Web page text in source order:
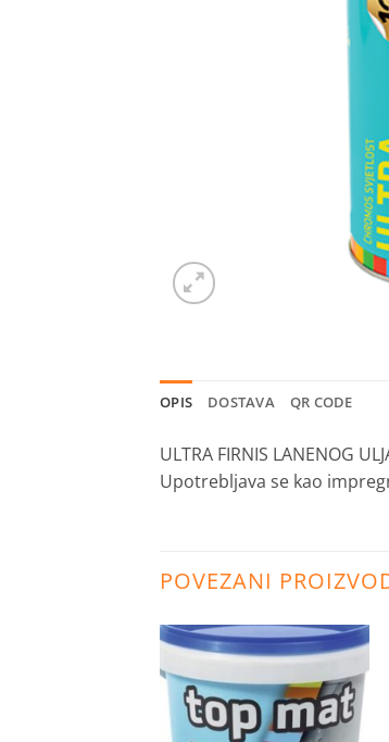
OPIS DOSTAVA QR CODE
ULTRA FIRNIS LANENOG
Upotrebljava se kao
POVEZANI
Dodaj
na
listu
želja